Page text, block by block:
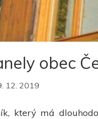
obec
12. 2019
který má